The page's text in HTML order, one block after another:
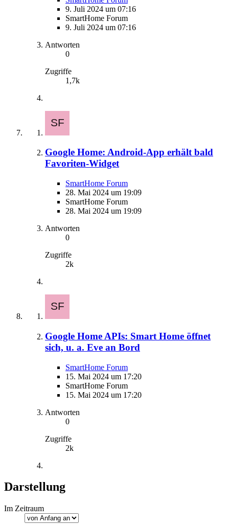
9. Juli 2024 um 07:16
SmartHome Forum
9. Juli 2024 um 07:16
Antworten
0
Zugriffe
1,7k
Google Home: Android-App erhält bald
Favoriten-Widget
SmartHome Forum
28. Mai 2024 um 19:09
SmartHome Forum
28. Mai 2024 um 19:09
Antworten
0
Zugriffe
2k
Google Home APIs: Smart Home öffnet
sich, u. a. Eve an Bord
SmartHome Forum
15. Mai 2024 um 17:20
SmartHome Forum
15. Mai 2024 um 17:20
Antworten
0
Zugriffe
2k
Darstellung
Im Zeitraum